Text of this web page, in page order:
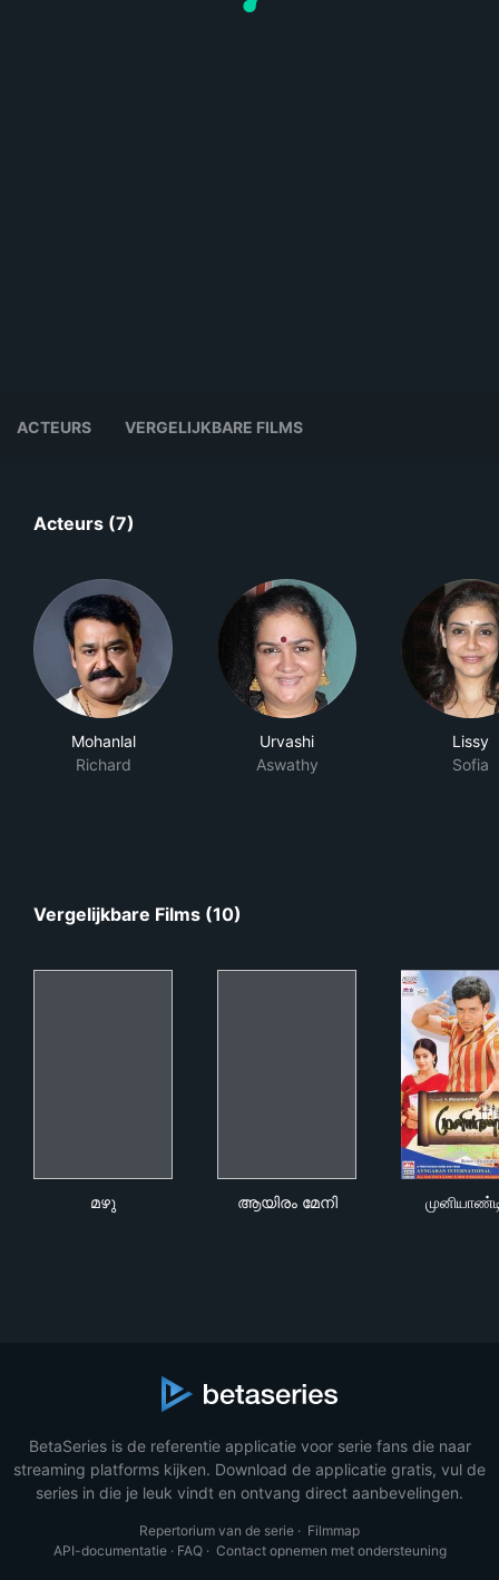
ACTEURS VERGELIJKBARE FILMS
Acteurs (7)
Mohanlal
Richard
Urvashi
Aswathy
Lissy
Sofia
Vergelijkbare Films (10)
മഴു ആയിരം മേനി
BetaSeries is de referentie applicatie voor serie fans die naar
streaming platforms kijken. Download de applicatie gratis, vul de
series in die je leuk vindt en ontvang direct aanbevelingen.
Repertorium van de serie · Filmmap
API-documentatie· FAQ· Contact opnemen met ondersteuning